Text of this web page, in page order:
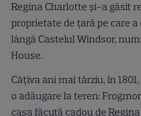
Regina Charlotte și-a găsit
proprietate de țară pe care
lângă Castelul Windsor,
House.
Câțiva ani mai târziu, în
o adăugare la teren:
casa făcută cadou de